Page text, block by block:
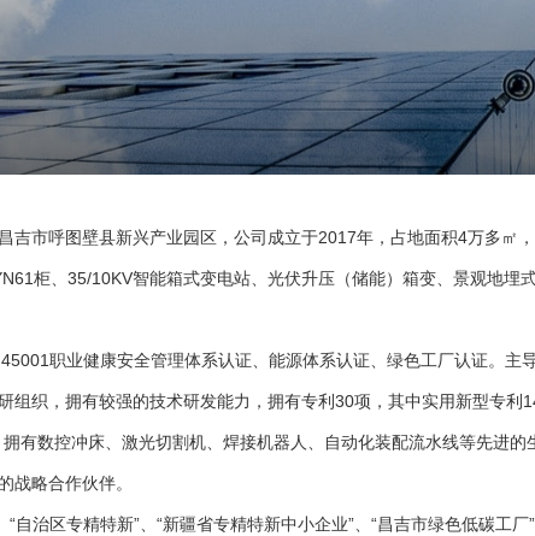
市呼图壁县新兴产业园区，公司成立于2017年，占地面积4万多㎡
柜、35/10KV智能箱式变电站、光伏升压（储能） 箱变、 景观地埋
职业健康安全管理体系认证、能源体系认证、绿色工厂认证。主
织，拥有较强的技术研发能力，拥有专利30项，其中实用新型专利
有数控冲床、激光切割机、焊接机器人、自动化装配流水线等先进
战略合作伙伴。
治区专精特新”、“新疆省专精特新中小企业”、“昌吉市绿色低碳工